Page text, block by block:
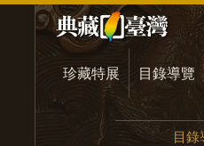
珍藏特展 目錄導覽
目